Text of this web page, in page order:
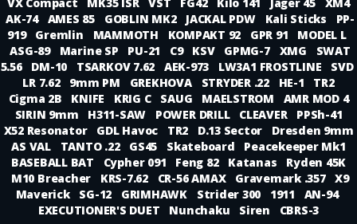
AK-74 AMES 85 GOBLIN MK2 JACKAL PDW Kali Sticks
PP-
919 Gremlin MAMMOTH KOMPAKT 92 GPR 91
MODEL L
ASG-89
Marine SP PU-21 C9 KSV GPMG-7 XMG
SWAT
5.56
DM-10 TSARKOV 7.62 AEK-973 LW3A1 FROSTLINE
SVD
LR 7.62
9mm PM GREKHOVA STRYDER .22 HE-1
TR2
Cigma 2B
KNIFE KRIG C SAUG MAELSTROM
AMR MOD 4
SIRIN 9mm
H311-SAW POWER DRILL CLEAVER
PPSh-41
X52 Resonator
GDL Havoc TR2 D.13 Sector
Dresden 9mm
AS VAL
TANTO .22 GS45 Skateboard
Peacekeeper Mk1
BASEBALL BAT
Cypher 091 Feng 82 Katanas
Ryden 45K
M10 Breacher
KRS-7.62 CR-56 AMAX Gravemark .357
X9
Maverick SG-12 GRIMHAWK Strider 300 1911
AN-94
EXECUTIONER'S DUET
Nunchaku Siren
CBRS-3